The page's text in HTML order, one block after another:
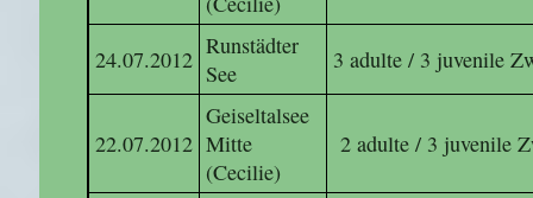
24.07.2012 Runstädter
See
3 adulte / 3 juvenile
22.07.2012
Geiseltalsee
Mitte
(Cecilie)
2 adulte / 3 juvenile